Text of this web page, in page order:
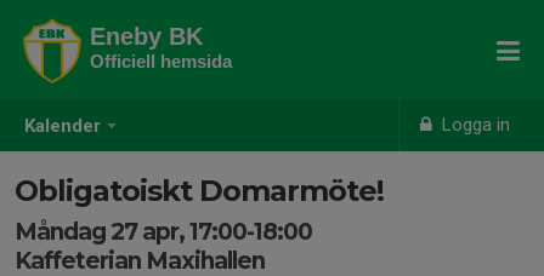
Kalender Logga in
Eneby BK
Officiell hemsida
Obligatoiskt Domarmöte!
Måndag 27 apr, 17:00-18:00
Kaffeterian Maxihallen